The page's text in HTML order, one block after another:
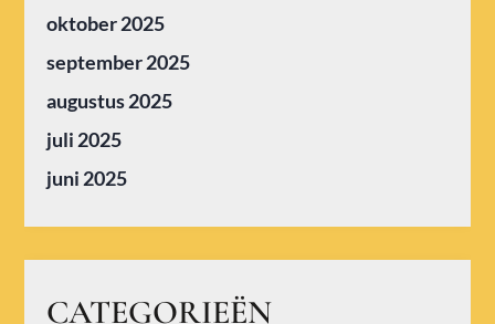
oktober 2025
september 2025
augustus 2025
juli 2025
juni 2025
CATEGORIEËN